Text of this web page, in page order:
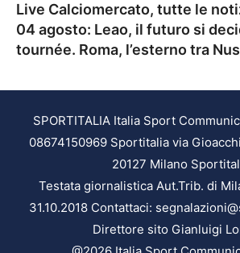
Live Calciomercato, tutte le
04 agosto: Leao, il futuro si
tournée. Roma, l’esterno tra
SPORTITALIA Italia Sport
08674150969 Sportitalia via
20127 Milano
Testata giornalistica Aut.Trib. di
31.10.2018 Contattaci:
Direttore sito Gianluigi